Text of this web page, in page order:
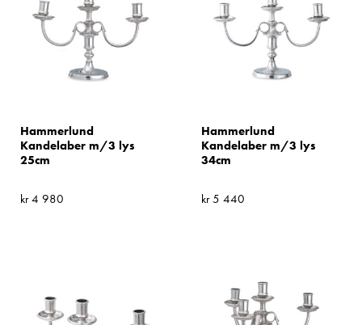
Hammerlund
Kandelaber m/3 lys
25cm
kr4 980
Hammerlund
Kandelaber m/3 lys
34cm
kr5 440